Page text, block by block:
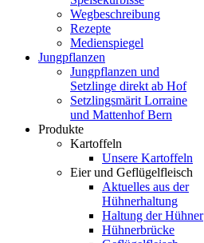
Wegbeschreibung
Rezepte
Medienspiegel
Jungpflanzen
Jungpflanzen und
Setzlinge direkt ab Hof
Setzlingsmärit Lorraine
und Mattenhof Bern
Produkte
Kartoffeln
Unsere Kartoffeln
Eier und Geflügelfleisch
Aktuelles aus der
Hühnerhaltung
Haltung der Hühner
Hühnerbrücke